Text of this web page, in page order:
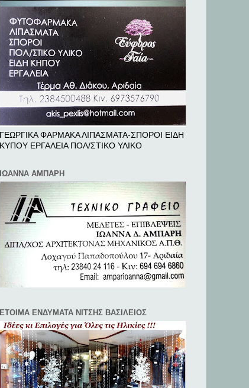
ΓΕΩΡΓΙΚΑ ΦΑΡΜΑΚΑ ΛΙΠΑΣΜΑΤΑ-ΣΠΟΡΟΙ ΕΙΔΗ
ΚΥΠΟΥ ΕΡΓΑΛΕΙΑ ΠΟΛ/ΣΤΙΚΟ ΥΛΙΚΟ
ΙΩΑΝΝΑ ΑΜΠΑΡΗ
ΕΤΟΙΜΑ ΕΝΔΥΜΑΤΑ ΝΙΤΣΗΣ ΒΑΣΙΛΕΙΟΣ